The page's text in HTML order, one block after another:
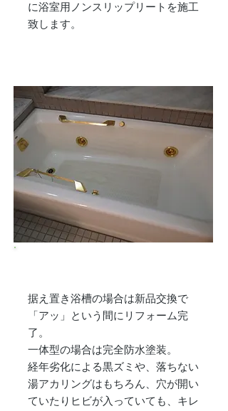
に浴室用ノンスリップリートを施工
致します。
据え置き浴槽の場合は新品交換で
「アッ」という間にリフォーム完
了。
一体型の場合は完全防水塗装。
経年劣化による黒ズミや、落ちない
湯アカリングはもちろん、穴が開い
ていたりヒビが入っていても、キレ